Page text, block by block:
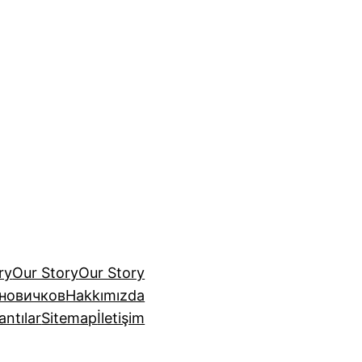
Our StoryOur Story
Hakkımızda
Sitemapİletişim